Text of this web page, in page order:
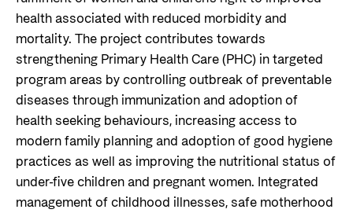
health associated with reduced morbidity and
mortality. The project contributes towards
strengthening Primary Health Care (PHC) in targeted
program areas by controlling outbreak of preventable
diseases through immunization and adoption of
health seeking behaviours, increasing access to
modern family planning and adoption of good hygiene
practices as well as improving the nutritional status of
under-five children and pregnant women. Integrated
management of childhood illnesses, safe motherhood